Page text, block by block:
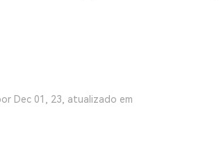
Dec 01, 23, atualizado em